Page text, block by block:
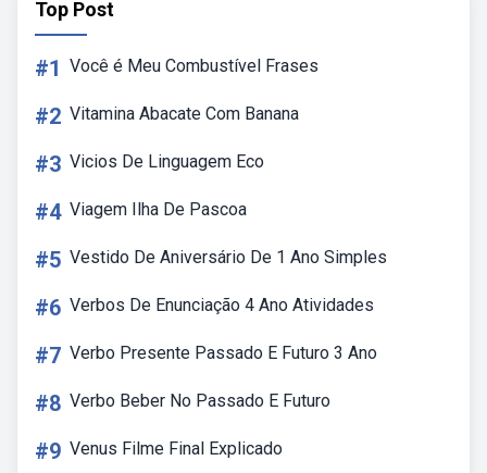
Top Post
#1 Você é Meu Combustível Frases
#2 Vitamina Abacate Com Banana
#3 Vicios De Linguagem Eco
#4 Viagem Ilha De Pascoa
#5 Vestido De Aniversário De 1 Ano Simples
#6 Verbos De Enunciação 4 Ano Atividades
#7 Verbo Presente Passado E Futuro 3 Ano
#8 Verbo Beber No Passado E Futuro
#9 Venus Filme Final Explicado